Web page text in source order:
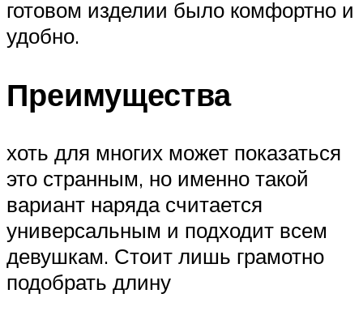
готовом изделии было комфортно и
удобно.
Преимущества
хоть для многих может показаться
это странным, но именно такой
вариант наряда считается
универсальным и подходит всем
девушкам. Стоит лишь грамотно
подобрать длину